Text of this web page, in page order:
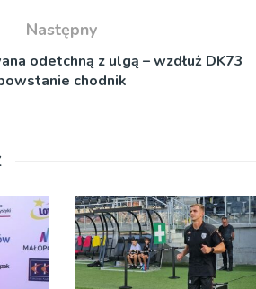
Następny
odetchną z ulgą – wzdłuż DK73
chodnik